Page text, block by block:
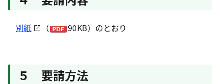
別紙 （ 90KB）のとおり
５ 要請方法